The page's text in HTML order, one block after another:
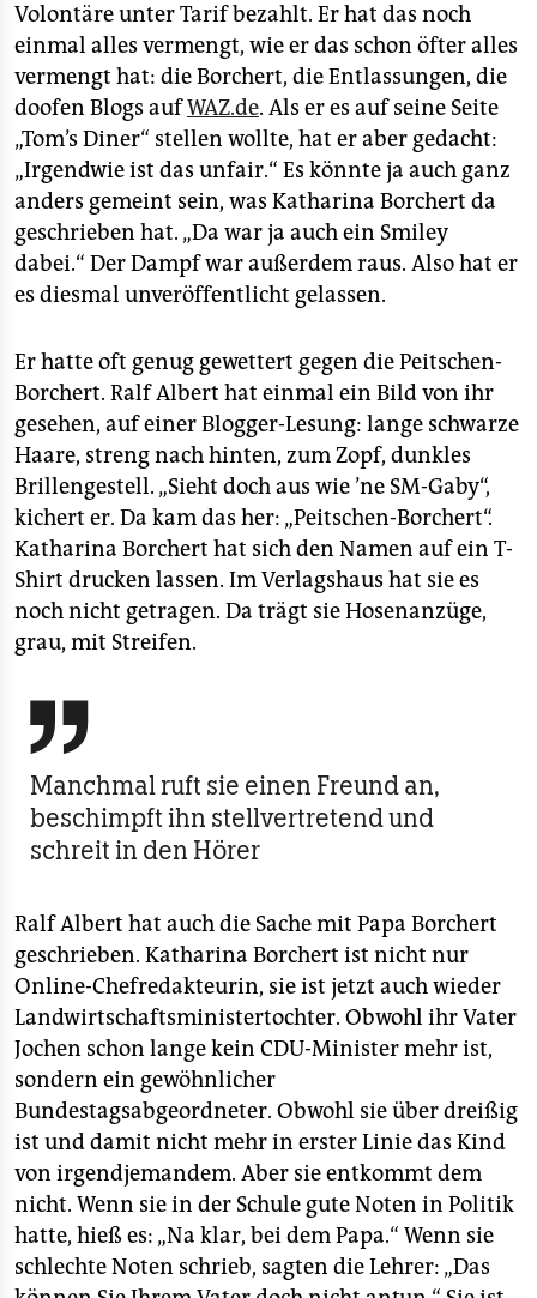
Volontäre unter Tarif bezahlt. Er hat das noch
einmal alles vermengt, wie er das schon öfter alles
vermengt hat: die Borchert, die Entlassungen, die
doofen Blogs aufWAZ.de. Als er es auf seine Seite
„Tom’s Diner“ stellen wollte, hat er aber gedacht:
„Irgendwie ist das unfair.“ Es könnte ja auch ganz
anders gemeint sein, was Katharina Borchert da
geschrieben hat. „Da war ja auch ein Smiley
dabei.“ Der Dampf war außerdem raus. Also hat er
es diesmal unveröffentlicht gelassen.
Er hatte oft genug gewettert gegen die Peitschen-
Borchert. Ralf Albert hat einmal ein Bild von ihr
gesehen, auf einer Blogger-Lesung: lange schwarze
Haare, streng nach hinten, zum Zopf, dunkles
Brillengestell. „Sieht doch aus wie ’ne SM-Gaby“,
kichert er. Da kam das her: „Peitschen-Borchert“.
Katharina Borchert hat sich den Namen auf ein T-
Shirt drucken lassen. Im Verlagshaus hat sie es
noch nicht getragen. Da trägt sie Hosenanzüge,
grau, mit Streifen.

Manchmal ruft sie einen Freund an,
beschimpft ihn stellvertretend und
schreit in den Hörer
Ralf Albert hat auch die Sache mit Papa Borchert
geschrieben. Katharina Borchert ist nicht nur
Online-Chefredakteurin, sie ist jetzt auch wieder
Landwirtschaftsministertochter. Obwohl ihr Vater
Jochen schon lange kein CDU-Minister mehr ist,
sondern ein gewöhnlicher
Bundestagsabgeordneter. Obwohl sie über dreißig
ist und damit nicht mehr in erster Linie das Kind
von irgendjemandem. Aber sie entkommt dem
nicht. Wenn sie in der Schule gute Noten in Politik
hatte, hieß es: „Na klar, bei dem Papa.“ Wenn sie
schlechte Noten schrieb, sagten die Lehrer: „Das